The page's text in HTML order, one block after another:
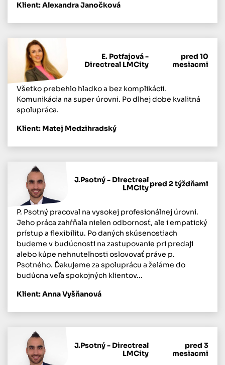
Klient: Alexandra Janočková
E. Potfajová -
Directreal LMCity
pred 10
mesiacmi
Všetko prebehlo hladko a bez komplikácii.
Komunikácia na super úrovni. Po dlhej dobe kvalitná
spolupráca.
Klient: Matej Medzihradský
J.Psotný - Directreal
LMCitypred 2 týždňami
P. Psotný pracoval na vysokej profesionálnej úrovni.
Jeho práca zahŕňala nielen odbornosť, ale i empatický
prístup a flexibilitu. Po daných skúsenostiach
budeme v budúcnosti na zastupovanie pri predaji
alebo kúpe nehnuteľnosti oslovovať práve p.
Psotného. Ďakujeme za spoluprácu a želáme do
budúcna veľa spokojných klientov...
Klient: Anna Vyšňanová
J.Psotný - Directreal
LMCity
pred 3
mesiacmi